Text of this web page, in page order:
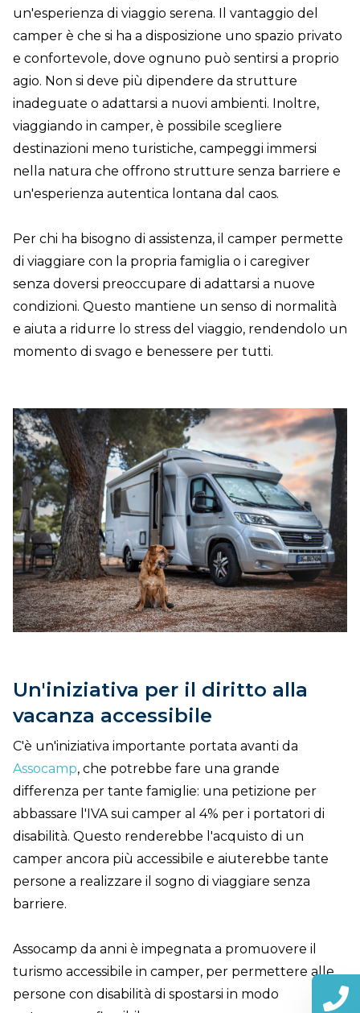
un'esperienza di viaggio serena. Il vantaggio del
camper è che si ha a disposizione uno spazio privato
e confortevole, dove ognuno può sentirsi a proprio
agio. Non si deve più dipendere da strutture
inadeguate o adattarsi a nuovi ambienti. Inoltre,
viaggiando in camper, è possibile scegliere
destinazioni meno turistiche, campeggi immersi
nella natura che offrono strutture senza barriere e
un'esperienza autentica lontana dal caos.
Per chi ha bisogno di assistenza, il camper permette
di viaggiare con la propria famiglia o i caregiver
senza doversi preoccupare di adattarsi a nuove
condizioni. Questo mantiene un senso di normalità
e aiuta a ridurre lo stress del viaggio, rendendolo un
momento di svago e benessere per tutti.
Un'iniziativa per il diritto alla
vacanza accessibile
C'è un'iniziativa importante portata avanti da
Assocamp, che potrebbe fare una grande
differenza per tante famiglie: una petizione per
abbassare l'IVA sui camper al 4% per i portatori di
disabilità. Questo renderebbe l'acquisto di un
camper ancora più accessibile e aiuterebbe tante
persone a realizzare il sogno di viaggiare senza
barriere.
Assocamp da anni è impegnata a promuovere il
turismo accessibile in camper, per permettere alle
persone con disabilità di spostarsi in modo